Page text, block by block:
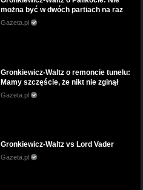
można być w dwóch partiach na raz
Gazeta.pl
Gronkiewicz-Waltz o remoncie tunelu:
Mamy szczęście, że nikt nie zginął
Gazeta.pl
Gronkiewicz-Waltz vs Lord Vader
Gazeta.pl